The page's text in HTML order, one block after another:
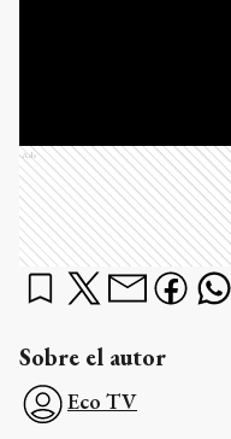
Ads
Sobre el autor
Eco TV